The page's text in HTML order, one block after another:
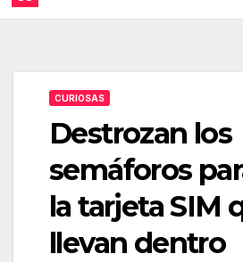
CURIOSAS
Destrozan los
semáforos
la tarjeta SIM
llevan dentro